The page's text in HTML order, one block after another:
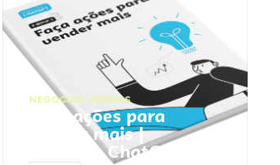
NEGÓCIOS, VENDAS
Faça ações para
vender mais |
Prompts ChatGPT